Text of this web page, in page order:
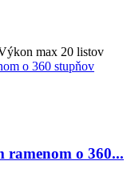
max 20 listov
ramenom o 360...